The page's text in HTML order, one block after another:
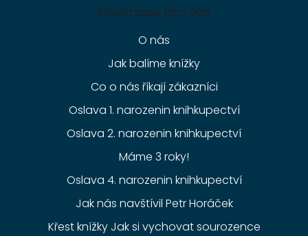
Informace pro vás
O nás
Jak balíme knížky
Co o nás říkají zákazníci
Oslava 1. narozenin knihkupectví
Oslava 2. narozenin knihkupectví
Máme 3 roky!
Oslava 4. narozenin knihkupectví
Jak nás navštívil Petr Horáček
Křest knížky Jak si vychovat sourozence